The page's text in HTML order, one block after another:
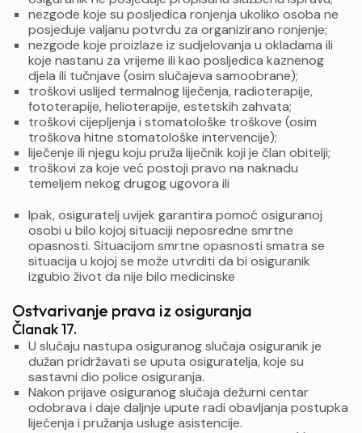
nezgode koje su posljedica ronjenja ukoliko osoba ne
posjeduje valjanu potvrdu za organizirano ronjenje;
nezgode koje proizlaze iz sudjelovanja u okladama ili
koje nastanu za vrijeme ili kao posljedica kaznenog
djela ili tučnjave (osim slučajeva samoobrane);
troškovi uslijed termalnog liječenja, radioterapije,
fototerapije, helioterapije, estetskih zahvata;
troškovi cijepljenja i stomatološke troškove (osim
troškova hitne stomatološke intervencije);
liječenje ili njegu koju pruža liječnik koji je član obitelji;
troškovi za koje već postoji pravo na naknadu
temeljem nekog drugog ugovora ili
Ipak, osiguratelj uvijek garantira pomoć osiguranoj
osobi u bilo kojoj situaciji neposredne smrtne
opasnosti. Situacijom smrtne opasnosti smatra se
situacija u kojoj se može utvrditi da bi osiguranik
izgubio život da nije bilo medicinske
Ostvarivanje prava iz osiguranja
Članak 17.
U slučaju nastupa osiguranog slučaja osiguranik je
dužan pridržavati se uputa osiguratelja, koje su
sastavni dio police osiguranja.
Nakon prijave osiguranog slučaja dežurni centar
odobrava i daje daljnje upute radi obavljanja postupka
liječenja i pružanja usluge asistencije.